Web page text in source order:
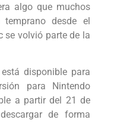
algo que muchos
desde el
se volvió parte de la
disponible para
para Nintendo
a partir del 21 de
de forma